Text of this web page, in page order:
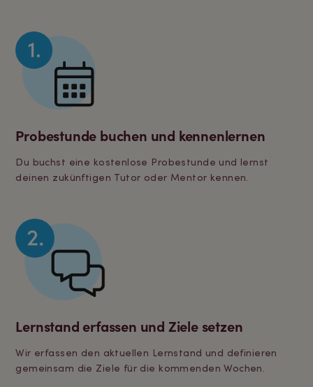
Probestunde buchen und kennenlernen
Du buchst eine kostenlose Probestunde und lernst
deinen zukünftigen Tutor oder Mentor kennen.
Lernstand erfassen und Ziele setzen
Wir erfassen den aktuellen Lernstand und definieren
gemeinsam die Ziele für die kommenden Wochen.